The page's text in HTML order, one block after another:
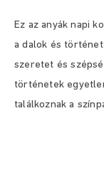
Ez az anyák napi
a dalok és
szeretet és
történetek
találkoznak a